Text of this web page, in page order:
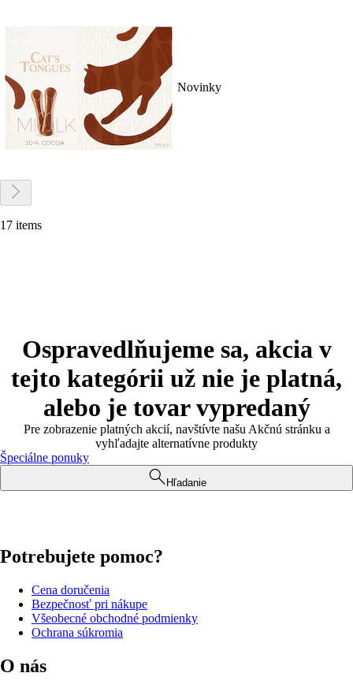
Novinky
17 items
Ospravedlňujeme sa, akcia v
tejto kategórii už nie je platná,
alebo je tovar vypredaný
Pre zobrazenie platných akcií, navštívte našu Akčnú stránku a
vyhľadajte alternatívne produkty
Špeciálne ponuky
Hľadanie
Potrebujete pomoc?
Cena doručenia
Bezpečnosť pri nákupe
Všeobecné obchodné podmienky
Ochrana súkromia
O nás